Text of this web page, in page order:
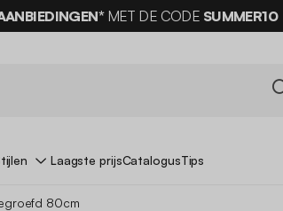
MET DE CODE SUMMER10
Laagste prijsCatalogusTips
80cm